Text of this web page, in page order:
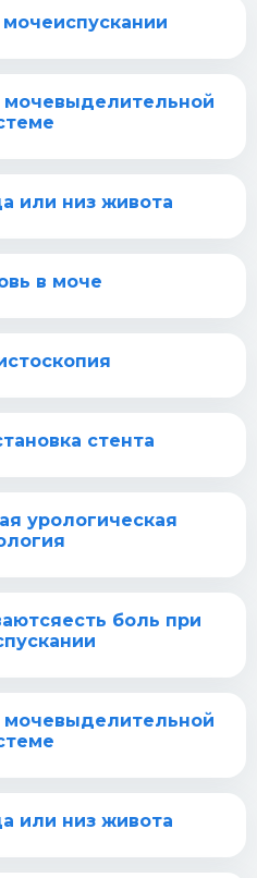
мочевыделительной
или низ живота
в моче
стента
урологическая
боль при
мочевыделительной
или низ живота